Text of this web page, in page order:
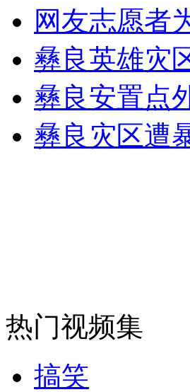
外交部：反对强权政治霸凌主
外交部：有关国家言论片面不
纽约上演“枕头大战”
网友志愿者
彝良英雄灾
彝良安置点
彝良灾区遭
热门视频集
搞笑